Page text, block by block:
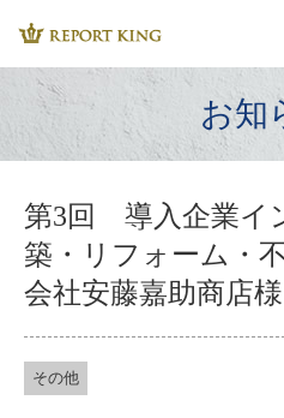
お知
第3回 導入企業
築・リフォーム・
会社安藤嘉助商店様
その他